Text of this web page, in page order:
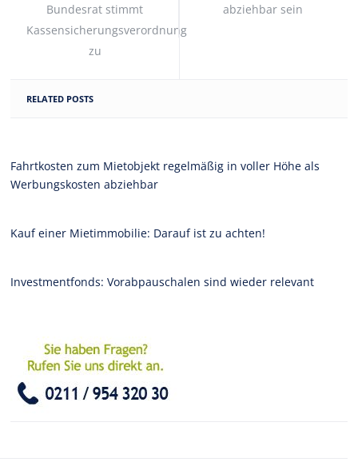
Bundesrat stimmt
Kassensicherungsverordnung
zu
abziehbar sein
RELATED POSTS
Fahrtkosten zum Mietobjekt regelmäßig in voller Höhe als
Werbungskosten abziehbar
Kauf einer Mietimmobilie: Darauf ist zu achten!
Investmentfonds: Vorabpauschalen sind wieder relevant